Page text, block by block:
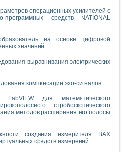
операционных усилителей с
программных средств NATIONAL
на основе цифровой
значений
выравнивания электрических
компенсации эхо-сигналов
LabVIEW для математического
стробоскопического
методов расширения его полосы
создания измерителя ВАХ
средств измерений